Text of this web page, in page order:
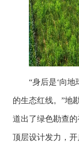
“身后是‘向地
的生态红线。”地
道出了绿色勘查
顶层设计发力，